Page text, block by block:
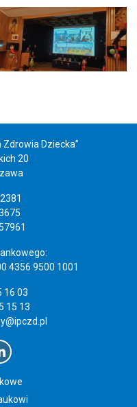
Dziecka”
20
4356 9500 1001
16 03
15 13